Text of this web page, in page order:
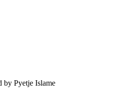
by Pyetje Islame